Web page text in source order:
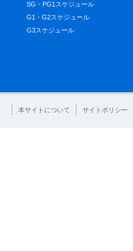
SG・PG1スケジュール
G1・G2スケジュール
G3スケジュール
本サイトについて サイトポリシー